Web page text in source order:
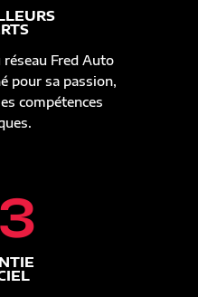
réseau Fred Auto
pour sa passion,
compétences